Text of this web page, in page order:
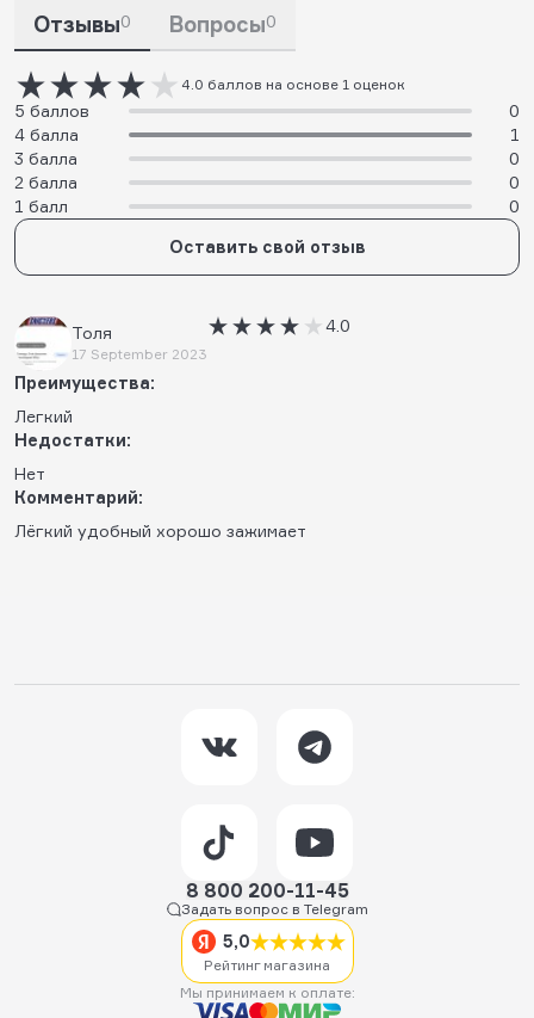
Отзывы0 Вопросы0
4.0 баллов на основе 1 оценок
5 баллов
0
4 балла
1
3 балла
0
2 балла
0
1 балл
0
Оставить свой отзыв
Толя
17 September 2023
4.0
Преимущества:
Легкий
Недостатки:
Нет
Комментарий:
Лёгкий удобный хорошо зажимает
8 800 200-11-45
Задать вопрос в Telegram
5,0
Рейтинг магазина
Мы принимаем к оплате: